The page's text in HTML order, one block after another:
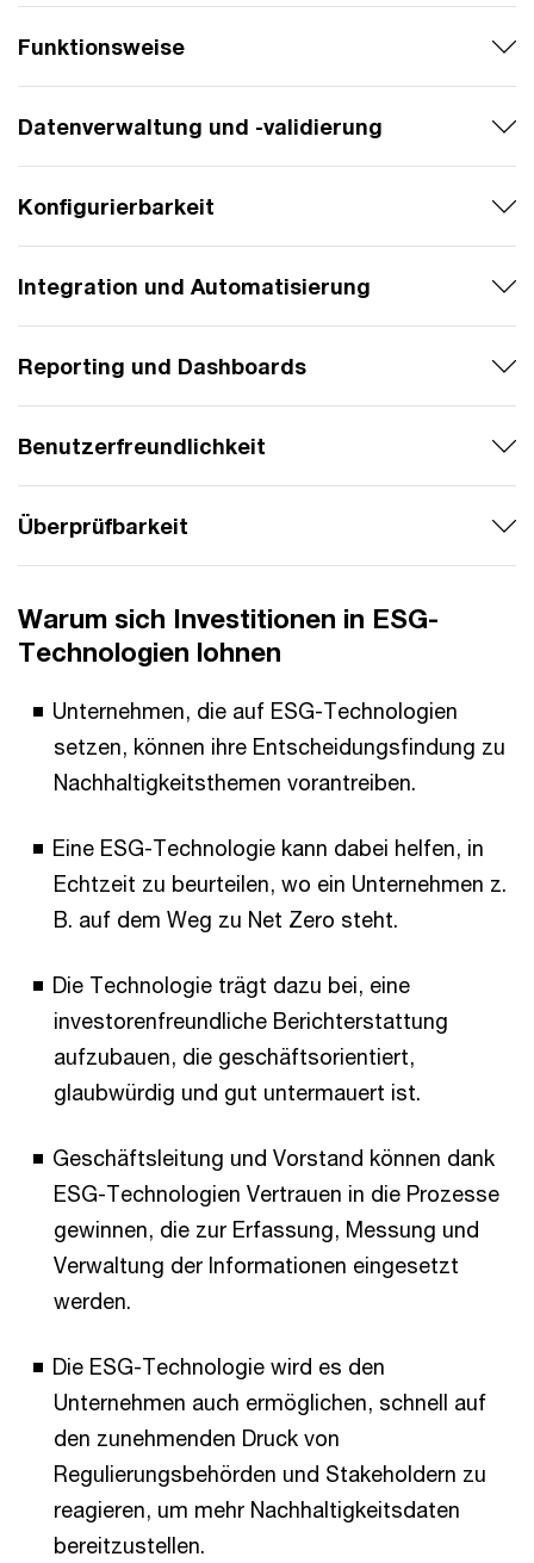
Funktionsweise
Datenverwaltung und -validierung
Konfigurierbarkeit
Integration und Automatisierung
Reporting und Dashboards
Benutzerfreundlichkeit
Überprüfbarkeit
Warum sich Investitionen in ESG-
Technologien lohnen
Unternehmen, die auf ESG-Technologien
setzen, können ihre Entscheidungsfindung zu
Nachhaltigkeitsthemen vorantreiben.
Eine ESG-Technologie kann dabei helfen, in
Echtzeit zu beurteilen, wo ein Unternehmen z.
B. auf dem Weg zu Net Zero steht.
Die Technologie trägt dazu bei, eine
investorenfreundliche Berichterstattung
aufzubauen, die geschäftsorientiert,
glaubwürdig und gut untermauert ist.
Geschäftsleitung und Vorstand können dank
ESG-Technologien Vertrauen in die Prozesse
gewinnen, die zur Erfassung, Messung und
Verwaltung der Informationen eingesetzt
werden.
Die ESG-Technologie wird es den
Unternehmen auch ermöglichen, schnell auf
den zunehmenden Druck von
Regulierungsbehörden und Stakeholdern zu
reagieren, um mehr Nachhaltigkeitsdaten
bereitzustellen.